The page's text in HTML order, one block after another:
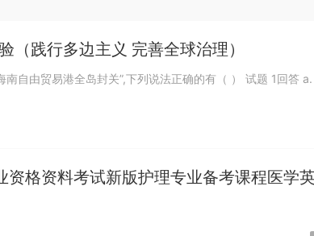
践行多边主义 完善全球治理）
全岛封关”,下列说法正确的有（ ） 试题 1回答 a. “二
格资料考试新版护理专业备考课程医学